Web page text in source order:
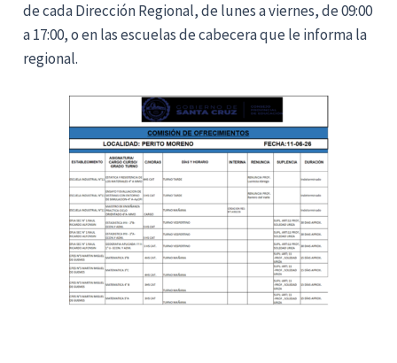
de cada Dirección Regional, de lunes a viernes, de 09:00
a 17:00, o en las escuelas de cabecera que le informa la
regional.